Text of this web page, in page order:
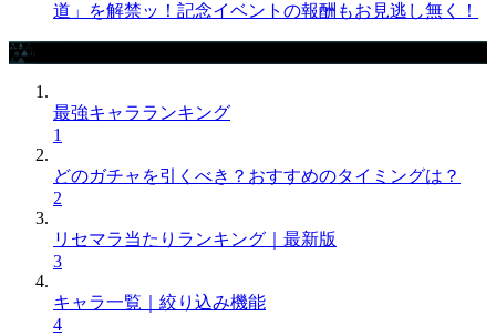
道」を解禁ッ！記念イベントの報酬もお見逃し無く！
攻略記事ランキング
最強キャラランキング
1
どのガチャを引くべき？おすすめのタイミングは？
2
リセマラ当たりランキング｜最新版
3
キャラ一覧｜絞り込み機能
4